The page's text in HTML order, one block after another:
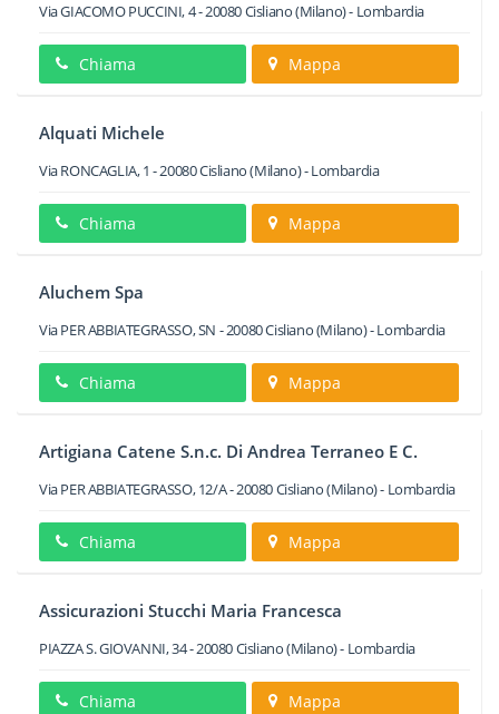
Via GIACOMO PUCCINI, 4-20080Cisliano(Milano) - Lombardia
Chiama Mappa
Alquati Michele
Via RONCAGLIA, 1 -20080Cisliano(Milano) -Lombardia
Chiama Mappa
Aluchem Spa
Via PER ABBIATEGRASSO, SN -20080Cisliano(Milano) -Lombardia
Chiama Mappa
Artigiana Catene S.n.c. Di Andrea Terraneo E C.
Via PER ABBIATEGRASSO, 12/A-20080Cisliano(Milano) - Lombardia
Chiama Mappa
Assicurazioni Stucchi Maria Francesca
PIAZZA S. GIOVANNI, 34-20080Cisliano(Milano) - Lombardia
Chiama Mappa